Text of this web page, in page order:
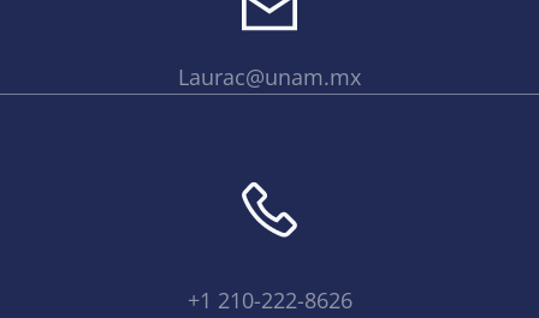
Laurac@unam.mx
+1 210-222-8626